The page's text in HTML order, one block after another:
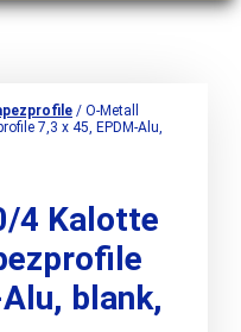
/ O-Metall
7,3 x 45, EPDM-Alu,
4 Kalotte
blank,